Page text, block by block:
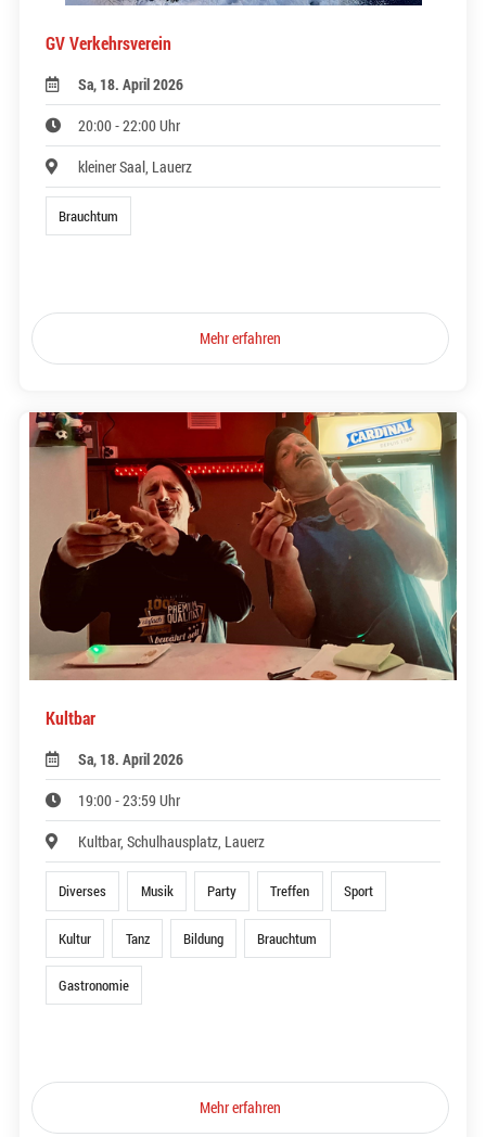
GV Verkehrsverein
Sa, 18. April 2026
20:00 - 22:00 Uhr
kleiner Saal, Lauerz
Brauchtum
Mehr erfahren
Kultbar
Sa, 18. April 2026
19:00 - 23:59 Uhr
Kultbar, Schulhausplatz, Lauerz
Diverses Musik Party Treffen Sport
Kultur Tanz Bildung Brauchtum
Gastronomie
Mehr erfahren